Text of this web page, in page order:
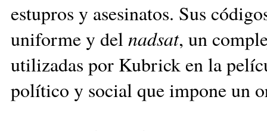
estupros y asesinatos. Sus
uniforme y del nadsat, un
utilizadas por Kubrick en la
político y social que impone un